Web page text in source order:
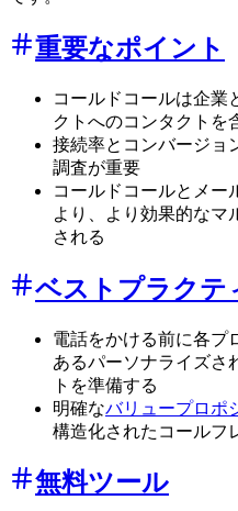
重要なポイント
コールドコールは企業
クトへのコンタクトを
接続率とコンバージョ
調査が重要
コールドコールとメー
より、より効果的なマ
される
ベストプラクテ
電話をかける前に各プ
あるパーソナライズさ
トを準備する
明確なバリュープロポ
構造化されたコールフ
無料ツール